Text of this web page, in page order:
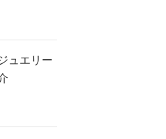
ュエリー